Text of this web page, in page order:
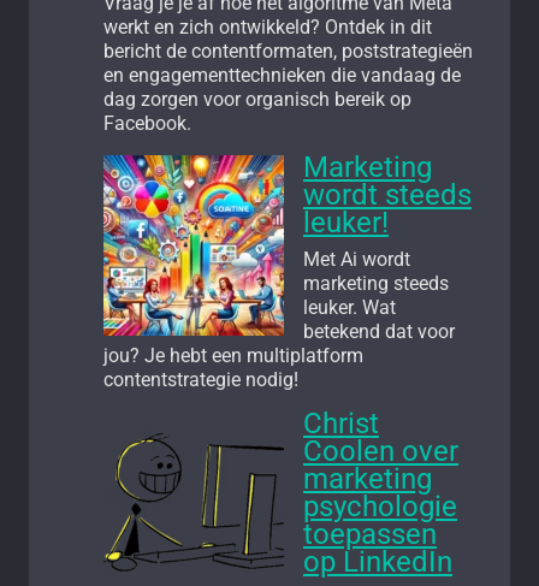
werkt en zich ontwikkeld? Ontdek in dit
bericht de contentformaten, poststrategieën
en engagementtechnieken die vandaag de
dag zorgen voor organisch bereik op
Facebook.
Marketing
wordt steeds
leuker!
Met Ai wordt
marketing steeds
leuker. Wat
betekend dat voor
jou? Je hebt een multiplatform
contentstrategie nodig!
Christ
Coolen over
marketing
psychologie
toepassen
op LinkedIn